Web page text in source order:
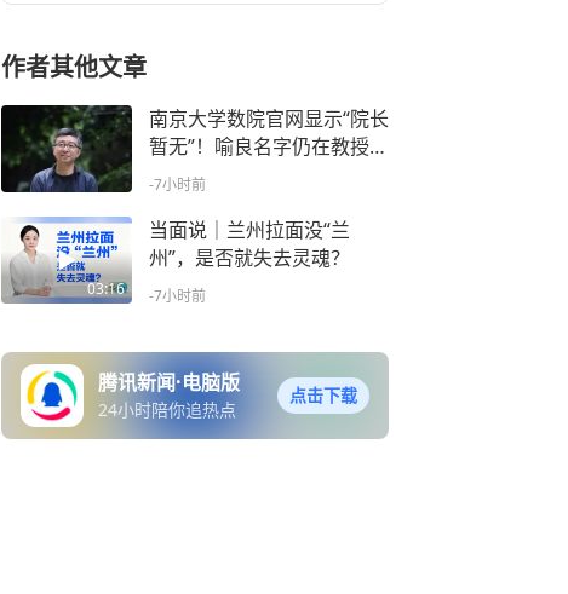
作者其他文章
南京大学数院官网显示“院长
暂无”！喻良名字仍在教授名
单中
-7小时前
03:16
当面说｜兰州拉面没“兰
州”，是否就失去灵魂？
-7小时前
腾讯新闻·电脑版
24小时陪你追热点
点击下载